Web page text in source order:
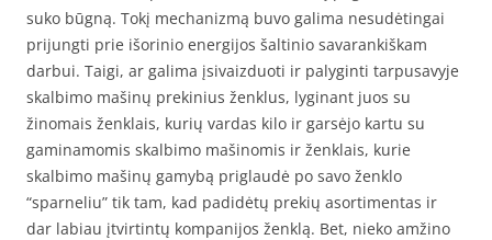
suko būgną. Tokį mechanizmą buvo galima nesudėtingai
prijungti prie išorinio energijos šaltinio savarankiškam
darbui. Taigi, ar galima įsivaizduoti ir palyginti tarpusavyje
skalbimo mašinų prekinius ženklus, lyginant juos su
žinomais ženklais, kurių vardas kilo ir garsėjo kartu su
gaminamomis skalbimo mašinomis ir ženklais, kurie
skalbimo mašinų gamybą priglaudė po savo ženklo
“sparneliu” tik tam, kad padidėtų prekių asortimentas ir
dar labiau įtvirtintų kompanijos ženklą. Bet, nieko amžino